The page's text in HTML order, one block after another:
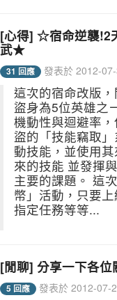
[心得] ☆宿命逆襲!2
武★
31 回應 發表於 2012-
這次的宿命改版
盜身為5位英雄之
機動性與迴避率
盜的「技能竊取
動技能，並使用
來的技能 並發揮
主要的課題。 這
幣」活動，只要
指定任務等等...
[閒聊] 分享一下各
5 回應 發表於 2012-07-